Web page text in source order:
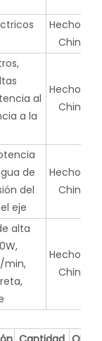
Hecho en
China
al
a la
Hecho en
China
de
del
eje
Hecho en
China
alta
min,
Hecho en
China